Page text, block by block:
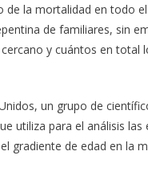
de la mortalidad en todo
de familiares, sin
y cuántos en total
un grupo de
utiliza para el análisis
gradiente de edad en la